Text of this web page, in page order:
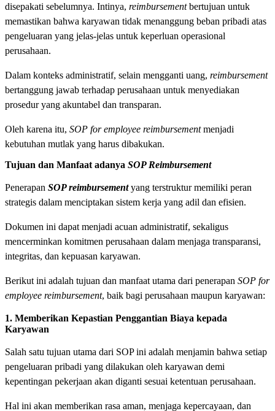
disepakati sebelumnya. Intinya, reimbursementbertujuan untuk
memastikan bahwa karyawan tidak menanggung beban pribadi atas
pengeluaran yang jelas-jelas untuk keperluan operasional
perusahaan.
Dalam konteks administratif, selain mengganti uang, reimbursement
bertanggung jawab terhadap perusahaan untuk menyediakan
prosedur yang akuntabel dan transparan.
Oleh karena itu, SOP for employee reimbursementmenjadi
kebutuhan mutlak yang harus dibakukan.
Tujuan dan Manfaat adanya SOP Reimbursement
Penerapan SOP reimbursementyang terstruktur memiliki peran
strategis dalam menciptakan sistem kerja yang adil dan efisien.
Dokumen ini dapat menjadi acuan administratif, sekaligus
mencerminkan komitmen perusahaan dalam menjaga transparansi,
integritas, dan kepuasan karyawan.
Berikut ini adalah tujuan dan manfaat utama dari penerapan SOP for
employee reimbursement, baik bagi perusahaan maupun karyawan:
1. Memberikan Kepastian Penggantian Biaya kepada
Karyawan
Salah satu tujuan utama dari SOP ini adalah menjamin bahwa setiap
pengeluaran pribadi yang dilakukan oleh karyawan demi
kepentingan pekerjaan akan diganti sesuai ketentuan perusahaan.
Hal ini akan memberikan rasa aman, menjaga kepercayaan, dan